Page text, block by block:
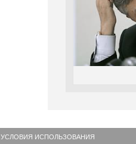
УСЛОВИЯ ИСПОЛЬЗОВАНИЯ